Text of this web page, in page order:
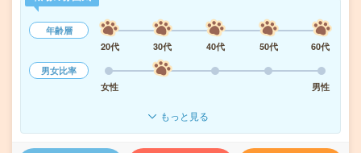
年齢層
20代
30代 40代 50代
60代
男女比率
女性
男性
もっと見る